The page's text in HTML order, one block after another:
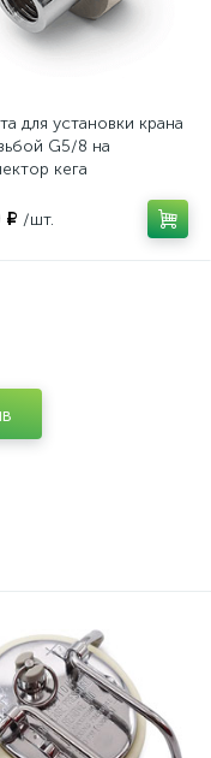
для установки крана
G5/8 на
кега
₽ /шт.